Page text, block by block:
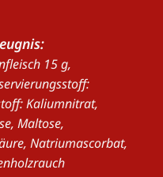
15 g,
Kaliumnitrat,
Maltose,
Natriumascorbat,